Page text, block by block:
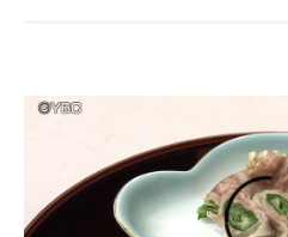
ＹＢＣオンデマンド